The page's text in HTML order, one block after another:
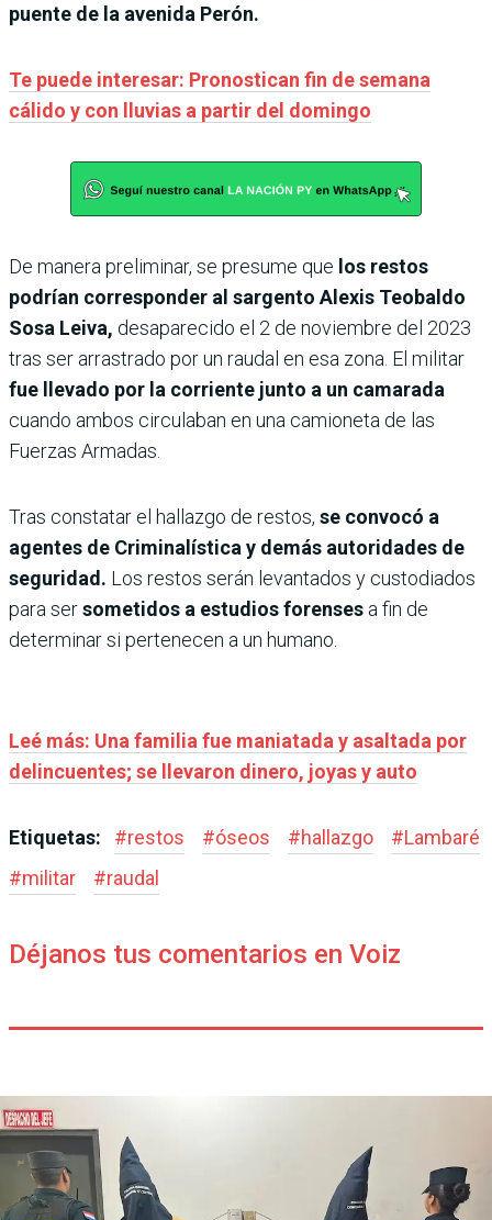
puente de la avenida Perón.
Te puede interesar: Pronostican fin de semana
cálido y con lluvias a partir del domingo
De manera preliminar, se presume que los restos
podrían corresponder al sargento Alexis Teobaldo
Sosa Leiva, desaparecido el 2 de noviembre del 2023
tras ser arrastrado por un raudal en esa zona. El militar
fue llevado por la corriente junto a un camarada
cuando ambos circulaban en una camioneta de las
Fuerzas Armadas.
Tras constatar el hallazgo de restos, se convocó a
agentes de Criminalística y demás autoridades de
seguridad. Los restos serán levantados y custodiados
para sersometidos a estudios forenses a fin de
determinar si pertenecen a un humano.
Leé más: Una familia fue maniatada y asaltada por
delincuentes; se llevaron dinero, joyas y auto
Etiquetas: #restos #óseos #hallazgo #Lambaré
#militar #raudal
Déjanos tus comentarios en Voiz